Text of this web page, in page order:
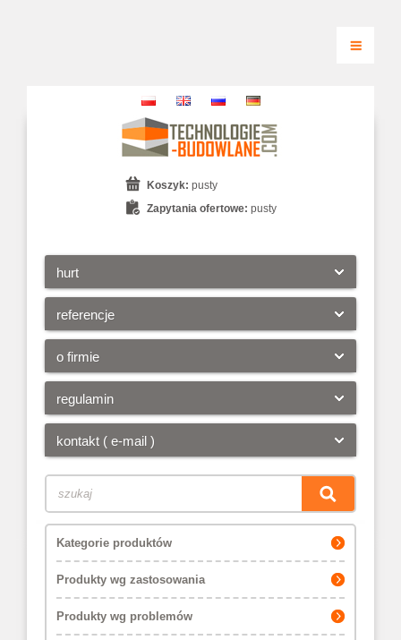
hurt
referencje
o firmie
regulamin
kontakt ( e-mail )
Koszyk: pusty
Zapytania ofertowe: pusty
Kategorie produktów
Produkty wg zastosowania
Produkty wg problemów